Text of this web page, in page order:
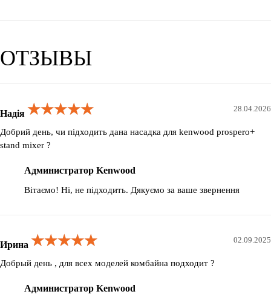
ОТЗЫВЫ
Надія ★★★★★
★★★★★
★★★★★ 28.04.2026
Добрий день, чи підходить дана насадка для kenwood prospero+
stand mixer ?
Администратор Kenwood
Вітаємо! Ні, не підходить. Дякуємо за ваше звернення
Ирина ★★★★★
★★★★★
★★★★★ 02.09.2025
Добрый день , для всех моделей комбайна подходит ?
Администратор Kenwood